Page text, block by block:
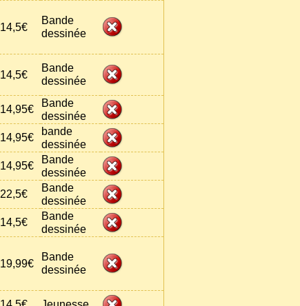
14,5€
Bande
dessinée
14,5€
Bande
dessinée
14,95€
Bande
dessinée
14,95€
bande
dessinée
14,95€
Bande
dessinée
22,5€
Bande
dessinée
14,5€
Bande
dessinée
19,99€
Bande
dessinée